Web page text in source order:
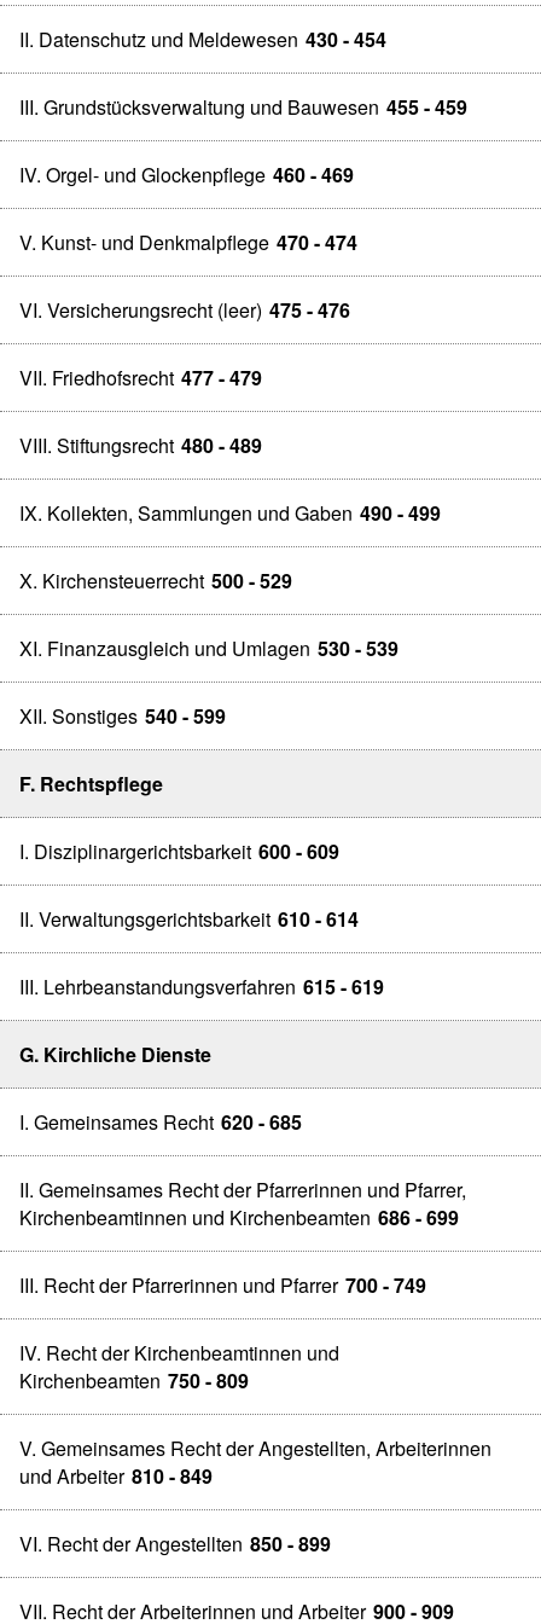
II. Datenschutz und Meldewesen 430 - 454
III. Grundstücksverwaltung und Bauwesen 455 - 459
IV. Orgel- und Glockenpflege 460 - 469
V. Kunst- und Denkmalpflege 470 - 474
VI. Versicherungsrecht (leer) 475 - 476
VII. Friedhofsrecht 477 - 479
VIII. Stiftungsrecht 480 - 489
IX. Kollekten, Sammlungen und Gaben 490 - 499
X. Kirchensteuerrecht 500 - 529
XI. Finanzausgleich und Umlagen 530 - 539
XII. Sonstiges 540 - 599
F. Rechtspflege
I. Disziplinargerichtsbarkeit 600 - 609
II. Verwaltungsgerichtsbarkeit 610 - 614
III. Lehrbeanstandungsverfahren 615 - 619
G. Kirchliche Dienste
I. Gemeinsames Recht 620 - 685
II. Gemeinsames Recht der Pfarrerinnen und Pfarrer,
Kirchenbeamtinnen und Kirchenbeamten 686 - 699
III. Recht der Pfarrerinnen und Pfarrer 700 - 749
IV. Recht der Kirchenbeamtinnen und
Kirchenbeamten 750 - 809
V. Gemeinsames Recht der Angestellten, Arbeiterinnen
und Arbeiter 810 - 849
VI. Recht der Angestellten 850 - 899
VII. Recht der Arbeiterinnen und Arbeiter 900 - 909